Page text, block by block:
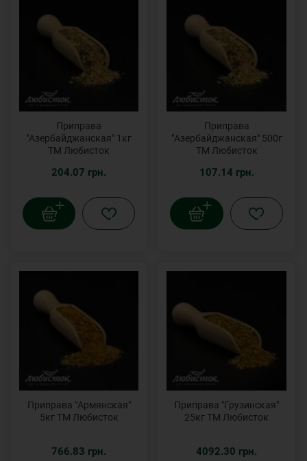
Приправа
"Азербайджанская" 1кг
ТМ Любисток
204.07 грн.
Приправа
"Азербайджанская" 500г
ТМ Любисток
107.14 грн.
Приправа "Армянская"
5кг ТМ Любисток
766.83 грн.
Приправа "Грузинская"
25кг ТМ Любисток
4092.30 грн.